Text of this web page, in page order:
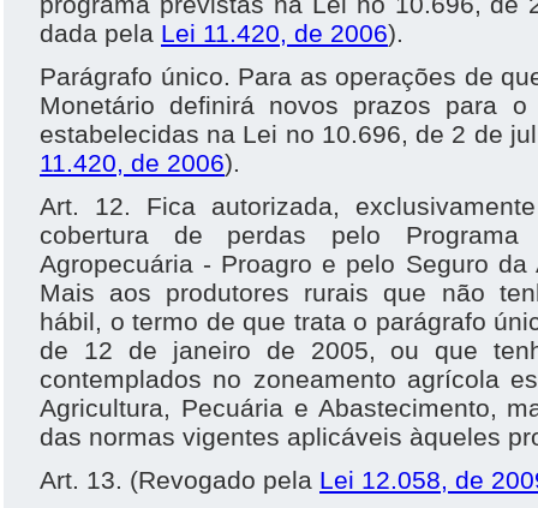
dada pela Lei 11.420, de 2006).
Parágrafo único. Para as operações de
Monetário definirá novos prazos para
estabelecidas na Lei no 10.696, de 2 de
11.420, de 2006).
Art. 12. Fica autorizada,
cobertura de perdas pelo
Agropecuária - Proagro e pelo Seguro
Mais aos produtores rurais que não
hábil, o termo de que trata o parágrafo
de 12 de janeiro de 2005, ou que
contemplados no zoneamento agrícola
Agricultura, Pecuária e Abastecimento,
das normas vigentes aplicáveis àqueles
Art. 13. (Revogado pela Lei 12.058, de